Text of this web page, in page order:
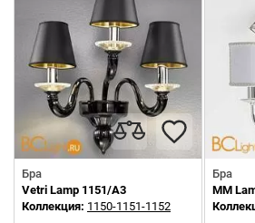
Бра
Vetri Lamp 1151/A3
Коллекция: 1150-1151-1152
Бра
MM